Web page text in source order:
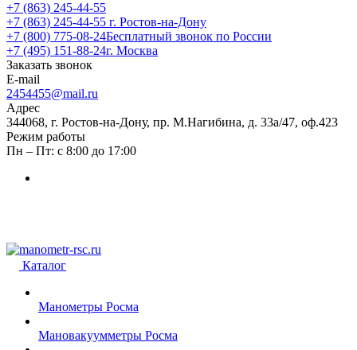
+7 (863) 245-44-55
+7 (863) 245-44-55 г. Ростов-на-Дону
+7 (800) 775-08-24Бесплатный звонок по России
+7 (495) 151-88-24г. Москва
Заказать звонок
E-mail
2454455@mail.ru
Адрес
344068, г. Ростов-на-Дону, пр. М.Нагибина, д. 33а/47, оф.423
Режим работы
Пн – Пт: с 8:00 до 17:00
Каталог
Манометры Росма
Мановакуумметры Росма